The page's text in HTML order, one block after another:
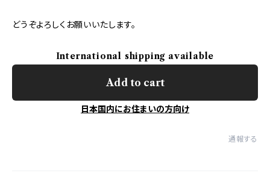
どうぞよろしくお願いいたします。
International shipping available
Add to cart
日本国内にお住まいの方向け
通報する